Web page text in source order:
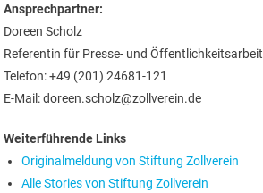
Ansprechpartner:
Doreen Scholz
Referentin für Presse- und Öffentlichkeitsarbeit
Telefon: +49 (201) 24681-121
E-Mail: doreen.scholz@zollverein.de
Weiterführende Links
Originalmeldung von Stiftung Zollverein
Alle Stories von Stiftung Zollverein